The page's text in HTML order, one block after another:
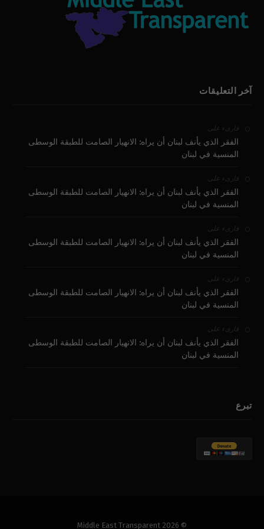
آخر التعليقات
قارىء على
الفقر الذي يأنف لبنان أن يراه: الانهيار الصامت للطبقة الوسطى
المنسية في لبنان
قارىء على
الفقر الذي يأنف لبنان أن يراه: الانهيار الصامت للطبقة الوسطى
المنسية في لبنان
قارىء على
الفقر الذي يأنف لبنان أن يراه: الانهيار الصامت للطبقة الوسطى
المنسية في لبنان
قارىء على
الفقر الذي يأنف لبنان أن يراه: الانهيار الصامت للطبقة الوسطى
المنسية في لبنان
قارىء على
الفقر الذي يأنف لبنان أن يراه: الانهيار الصامت للطبقة الوسطى
المنسية في لبنان
تبرع
© 2026 Middle East Transparent